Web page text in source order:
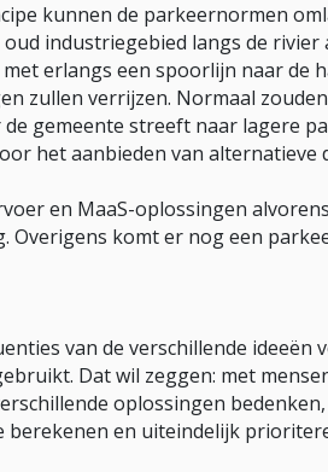
kunnen de parkeernormen
industriegebied langs de rivier
erlangs een spoorlijn naar de
zullen verrijzen. Normaal
gemeente streeft naar lagere
het aanbieden van alternatieve
en MaaS-oplossingen
Overigens komt er nog een
van de verschillende ideeën
Dat wil zeggen: met
oplossingen
berekenen en uiteindelijk